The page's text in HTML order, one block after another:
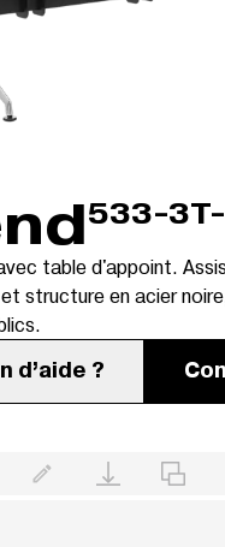
533-
table d'appoint.
structure en acier
d’aide ?